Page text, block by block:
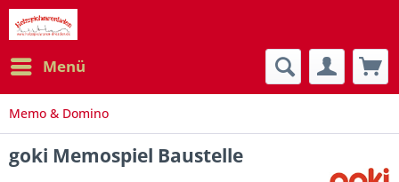
Menü
Memo & Domino
goki Memospiel Baustelle